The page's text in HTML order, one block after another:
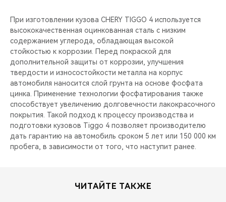
При изготовлении кузова CHERY TIGGO 4 используется
высококачественная оцинкованная сталь с низким
содержанием углерода, обладающая высокой
стойкостью к коррозии. Перед покраской для
дополнительной защиты от коррозии, улучшения
твердости и износостойкости металла на корпус
автомобиля наносится слой грунта на основе фосфата
цинка. Применение технологии фосфатирования также
способствует увеличению долговечности лакокрасочного
покрытия. Такой подход к процессу производства и
подготовки кузовов Tiggo 4 позволяет производителю
дать гарантию на автомобиль сроком 5 лет или 150 000 км
пробега, в зависимости от того, что наступит ранее.
ЧИТАЙТЕ ТАКЖЕ